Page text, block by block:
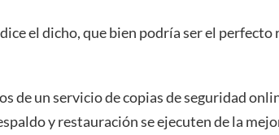
dice el dicho, que bien podría ser el perfecto
de un servicio de copias de seguridad
y restauración se ejecuten de la